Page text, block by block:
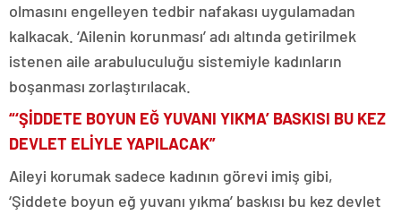
olmasını engelleyen tedbir nafakası uygulamadan
kalkacak. ‘Ailenin korunması’ adı altında getirilmek
istenen aile arabuluculuğu sistemiyle kadınların
boşanması zorlaştırılacak.
“‘ŞİDDETE BOYUN EĞ YUVANI YIKMA’ BASKISI BU KEZ
DEVLET ELİYLE YAPILACAK”
Aileyi korumak sadece kadının görevi imiş gibi,
‘Şiddete boyun eğ yuvanı yıkma’ baskısı bu kez devlet